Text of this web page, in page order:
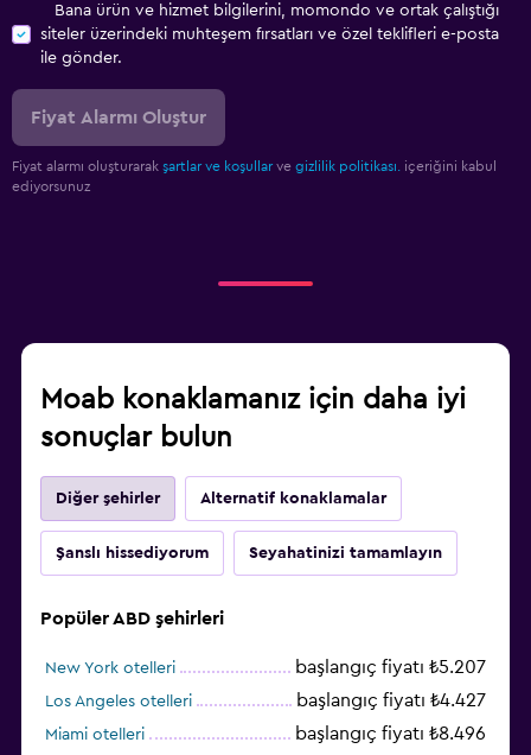
Bana ürün ve hizmet bilgilerini, momondo ve ortak çalıştığı
siteler üzerindeki muhteşem fırsatları ve özel teklifleri e-posta
ile gönder.
Fiyat Alarmı Oluştur
Fiyat alarmı oluşturarak şartlar ve koşullar ve gizlilik politikası.
içeriğini kabul
ediyorsunuz
Moab konaklamanız için daha iyi
sonuçlar bulun
Diğer şehirler Alternatif konaklamalar
Şanslı hissediyorum Seyahatinizi tamamlayın
Popüler ABD şehirleri
New York otelleri başlangıç fiyatı ₺5.207
Los Angeles otelleri başlangıç fiyatı ₺4.427
Miami otelleri başlangıç fiyatı ₺8.496